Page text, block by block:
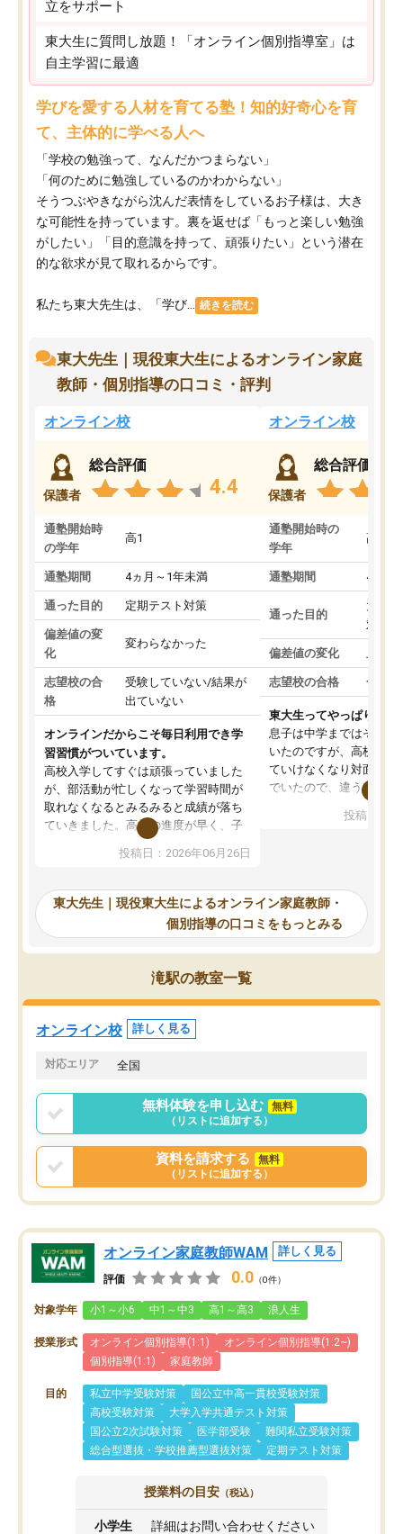
立をサポート
東大生に質問し放題！「オンライン個別指導室」は
自主学習に最適
学びを愛する人材を育てる塾！知的好奇心を育
て、主体的に学べる人へ
「学校の勉強って、なんだかつまらない」
「何のために勉強しているのかわからない」
そうつぶやきながら沈んだ表情をしているお子様は、大き
な可能性を持っています。裏を返せば「もっと楽しい勉強
がしたい」「目的意識を持って、頑張りたい」という潜在
的な欲求が見て取れるからです。
私たち東大先生は、「学び... 続きを読む
東大先生｜現役東大生によるオンライン家庭
教師・個別指導の口コミ・評判
オンライン校
保護者
総合評価
4.4
通塾開始時
の学年
高1
通塾期間 4ヵ月～1年未満
通った目的 定期テスト対策
偏差値の変
化
変わらなかった
志望校の合
格
受験していない/結果が
出ていない
オンラインだからこそ毎日利用でき学
習習慣がついています。
高校入学してすぐは頑張っていました
が、部活動が忙しくなって学習時間が
取れなくなるとみるみると成績が落ち
ていきました。高校の進度が早く、子
供も家に帰って勉強の話すると嫌な反
応を示します。東大先生にお願いして
れるので、親としても安心です。毎日
使える自習室とかもあり、わからない
ところがあれば先生が回答してくれる
のも重宝しています。
投稿日：2026年06月26日
オンライン校
保護者
総合評価
通塾開始時の
学年
高3
通塾期間 4ヵ月
通った目的
大学
対策
偏差値の変化 上が
志望校の合格 合格
東大生ってやっぱりすご
息子は中学まではそこそ
いたのですが、高校に入
ていけなくなり対面の塾
でいたので、違うアプロ
で、当初は模試でD判定
自習室が毎日使えていつ
るのが心強かったよう
謝です。
投稿日：
東大先生｜現役東大生によるオンライン家庭教師・
個別指導の口コミをもっとみる
滝駅の教室一覧
オンライン校 詳しく見る
対応エリア 全国
無料体験を申し込む
無料
（リストに追加する）
資料を請求する
無料
（リストに追加する）
オンライン家庭教師WAM 詳しく見る
評価 0.0 （0件）
対象学年 小1～小6 中1～中3 高1～高3 浪人生
授業形式 オンライン個別指導(1:1)
オンライン個別指導(1:2~)
個別指導(1:1)
家庭教師
目的 私立中学受験対策
国公立中高一貫校受験対策
高校受験対策
大学入学共通テスト対策
国公立2次試験対策
医学部受験
難関私立受験対策
総合型選抜・学校推薦型選抜対策
定期テスト対策
授業料の目安 （税込）
小学生 詳細はお問い合わせください